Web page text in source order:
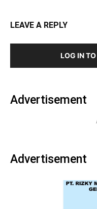
LEAVE A REPLY
LOG IN
Advertisement
Advertisement